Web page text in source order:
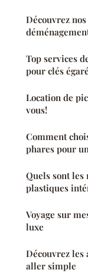
Découvrez
Top services
pour clés
Location de
vous!
Comment
phares pour
Quels sont
plastiques
Voyage sur
luxe
Découvrez
aller simple